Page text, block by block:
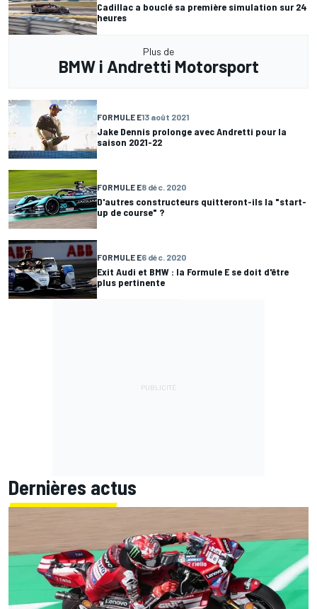
Cadillac a bouclé sa première simulation sur 24
heures
Plus de
BMW i Andretti Motorsport
FORMULE E13 août 2021
Jake Dennis prolonge avec Andretti pour la
saison 2021-22
FORMULE E8 déc. 2020
D'autres constructeurs quitteront-ils la "start-
up de course" ?
FORMULE E6 déc. 2020
Exit Audi et BMW : la Formule E se doit d'être
plus pertinente
Dernières actus